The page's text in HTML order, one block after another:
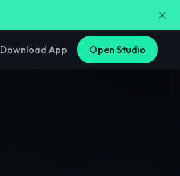
Download App Open Studio